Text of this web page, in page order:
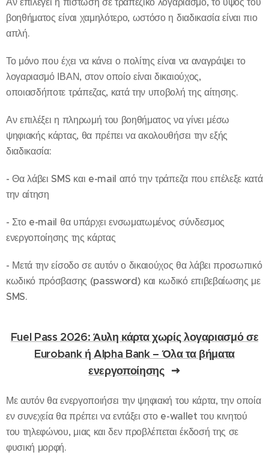
βοηθήματος είναι χαμηλότερο, ωστόσο η διαδικασία είναι πιο
απλή.
Το μόνο που έχει να κάνει ο πολίτης είναι να αναγράψει το
λογαριασμό ΙΒΑΝ, στον οποίο είναι δικαιούχος,
οποιασδήποτε τράπεζας, κατά την υποβολή της αίτησης.
Αν επιλέξει η πληρωμή του βοηθήματος να γίνει μέσω
ψηφιακής κάρτας, θα πρέπει να ακολουθήσει την εξής
διαδικασία:
- Θα λάβει SMS και e-mail από την τράπεζα που επέλεξε κατά
την αίτηση
- Στο e-mail θα υπάρχει ενσωματωμένος σύνδεσμος
ενεργοποίησης της κάρτας
- Μετά την είσοδο σε αυτόν ο δικαιούχος θα λάβει προσωπικό
κωδικό πρόσβασης (password) και κωδικό επιβεβαίωσης με
SMS.
Fuel Pass 2026: Άυλη κάρτα χωρίς λογαριασμό σε
Eurobank ή Alpha Bank – Όλα τα βήματα
ενεργοποίησης
Με αυτόν θα ενεργοποιήσει την ψηφιακή του κάρτα, την οποία
εν συνεχεία θα πρέπει να εντάξει στο e-wallet του κινητού
του τηλεφώνου, μιας και δεν προβλέπεται έκδοσή της σε
φυσική μορφή.